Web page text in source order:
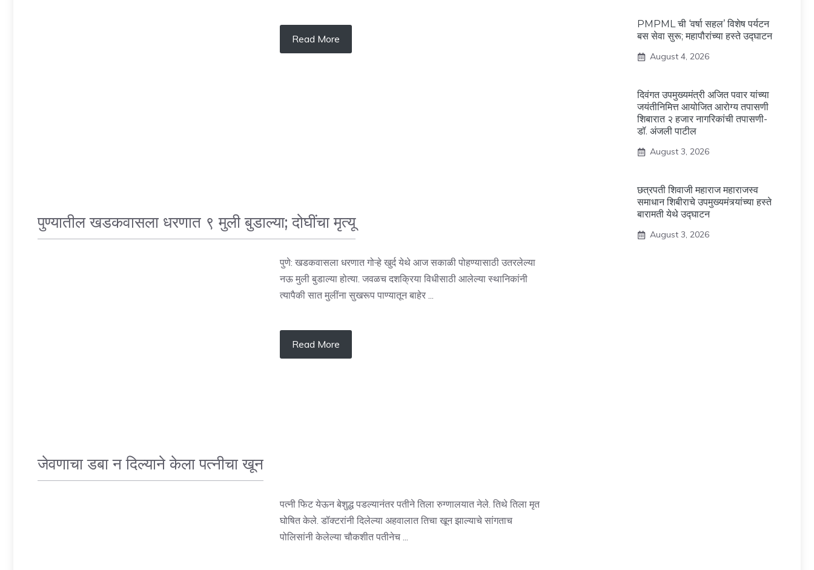
Read More
पुण्यातील खडकवासला धरणात ९ मुली बुडाल्या; दोघींचा मृत्यू
पुणे: खडकवासला धरणात गोऱ्हे खुर्द येथे आज सकाळी पोहण्यासाठी उतरलेल्या
नऊ मुली बुडाल्या होत्या. जवळच दशक्रिया विधीसाठी आलेल्या स्थानिकांनी
त्यापैकी सात मुलींना सुखरूप पाण्यातून बाहेर ...
Read More
जेवणाचा डबा न दिल्याने केला पत्नीचा खून
पत्नी फिट येऊन बेशुद्ध पडल्यानंतर पतीने तिला रुग्णालयात नेले. तिथे तिला मृत
घोषित केले. डॉक्टरांनी दिलेल्या अहवालात तिचा खून झाल्याचे सांगताच
पोलिसांनी केलेल्या चौकशीत पतीनेच ...
PMPML ची ‘वर्षा सहल’ विशेष पर्यटन
बस सेवा सुरू; महापौरांच्या हस्ते उद्घाटन
August 4, 2026
दिवंगत उपमुख्यमंत्री अजित पवार यांच्या
जयंतीनिमित्त आयोजित आरोग्य तपासणी
शिबारात २ हजार नागरिकांची तपासणी-
डॉ. अंजली पाटील
August 3, 2026
छत्रपती शिवाजी महाराज महाराजस्व
समाधान शिबीराचे उपमुख्यमंत्र्यांच्या हस्ते
बारामती येथे उद्घाटन
August 3, 2026